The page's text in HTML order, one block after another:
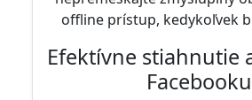
offline prístup, kedykoľvek
Efektívne stiahnutie
Facebooku